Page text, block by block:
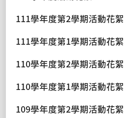
111學年度第2學期活動花絮
111學年度第1學期活動花絮
110學年度第2學期活動花絮
110學年度第1學期活動花絮
109學年度第2學期活動花絮